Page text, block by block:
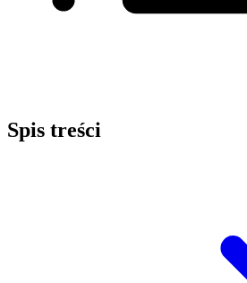
Spis treści